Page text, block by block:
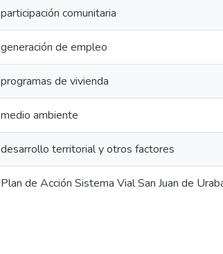
participación comunitaria
generación de empleo
programas de vivienda
medio ambiente
desarrollo territorial y otros factores
Plan de Acción Sistema Vial San Juan de